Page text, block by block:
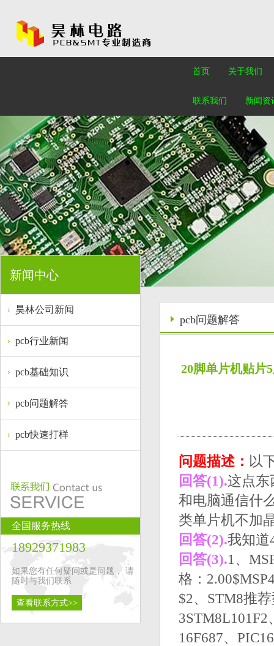
首页 关于我们
联系我们 新闻资
新闻中心
昊林公司新闻
pcb行业新闻
pcb基础知识
pcb问题解答
pcb快速打样
全国服务热线
18929371983
如果您有任何疑问或是问题， 请
随时与我们联系
查看联系方式>>
pcb问题解答
20脚单片机贴片
问题描述： 以
回答(1).这点东
和电脑通信什
类单片机不加
回答(2).我知道
回答(3).1、
格：
$2、STM8推
3STM8L101F2
16F687、